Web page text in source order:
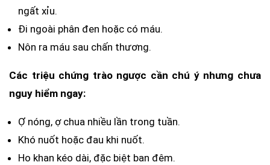
ngất xỉu.
Đi ngoài phân đen hoặc có máu.
Nôn ra máu sau chấn thương.
Các triệu chứng trào ngược cần chú ý nhưng chưa
nguy hiểm ngay:
Ợ nóng, ợ chua nhiều lần trong tuần.
Khó nuốt hoặc đau khi nuốt.
Ho khan kéo dài, đặc biệt ban đêm.